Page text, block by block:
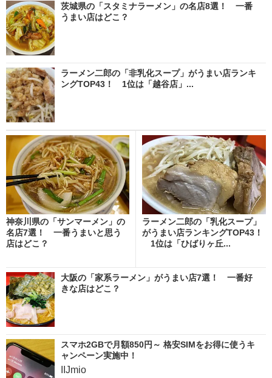
茨城県の「スタミナラーメン」の名店8選！ 一番
うまい店はどこ？
ラーメン二郎の「非乳化スープ」がうまい店ランキ
ングTOP43！ 1位は「越谷店」...
神奈川県の「サンマーメン」の
名店7選！ 一番うまいと思う
店はどこ？
ラーメン二郎の「乳化スープ」
がうまい店ランキングTOP43！
1位は「ひばりヶ丘...
大阪の「家系ラーメン」がうまい店7選！ 一番好
きな店はどこ？
スマホ2GBで月額850円～ 格安SIMをお得に使うキ
ャンペーン実施中！
IIJmio